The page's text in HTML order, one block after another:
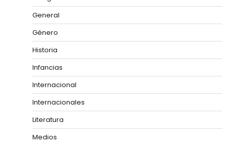
General
Género
Historia
Infancias
Internacional
Internacionales
Literatura
Medios